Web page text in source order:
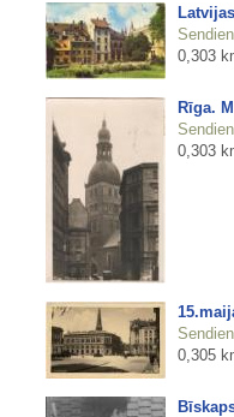
0,303
Rīga.
0,303
0,305